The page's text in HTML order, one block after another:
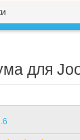
для